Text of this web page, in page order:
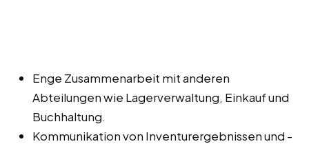
Enge Zusammenarbeit mit anderen
Abteilungen wie Lagerverwaltung, Einkauf und
Buchhaltung.
Kommunikation von Inventurergebnissen und -